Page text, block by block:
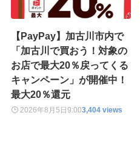
【PayPay】加古川市内で
「加古川で買おう！対象の
お店で最大20％戻ってくる
キャンペーン」が開催中！
最大20％還元
2026年8月5日 9:003,404 views